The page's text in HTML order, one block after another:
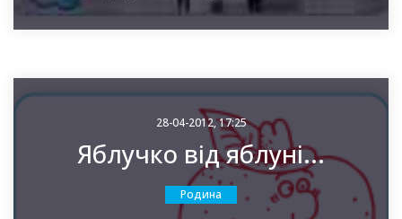
28-04-2012, 17:25
Яблучко від яблуні...
Родина